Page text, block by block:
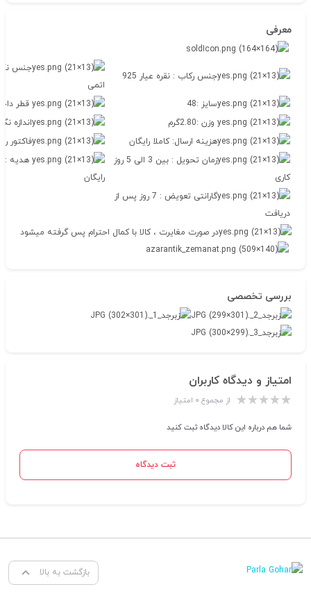
معرفی
جنس رکاب : نقره عیار 925
جنس
اتمی
سایز :48
قطر
وزن :2.80گرم
اندازه
هزینه ارسال: کاملا رایگان
فاکتور
زمان تحویل : بین 3 الی 5 روز
کاری
هدیه :
رایگان
گارانتی تعویض : 7 روز پس از
دریافت
در صورت مغایرت ، کالا با کمال احترام پس گرفته میشود
بررسی تخصصی
امتیاز و دیدگاه کاربران
از مجموع ۰ امتیاز
شما هم درباره این کالا دیدگاه ثبت کنید
ثبت دیدگاه
بازگشت به بالا